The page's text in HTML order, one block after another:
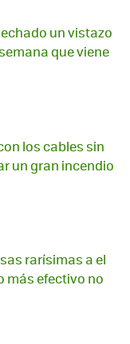
un vistazo
que viene
los cables sin
un gran incendio
rarísimas a el
más efectivo no